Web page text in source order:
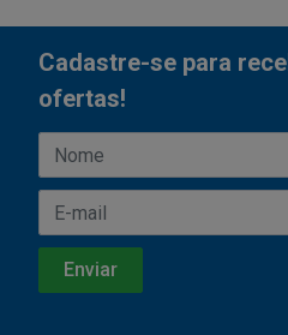
Cadastre-se para
ofertas!